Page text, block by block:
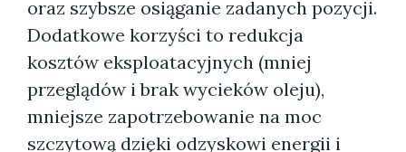
oraz szybsze osiąganie zadanych pozycji.
Dodatkowe korzyści to redukcja
kosztów eksploatacyjnych (mniej
przeglądów i brak wycieków oleju),
mniejsze zapotrzebowanie na moc
szczytową dzięki odzyskowi energii i